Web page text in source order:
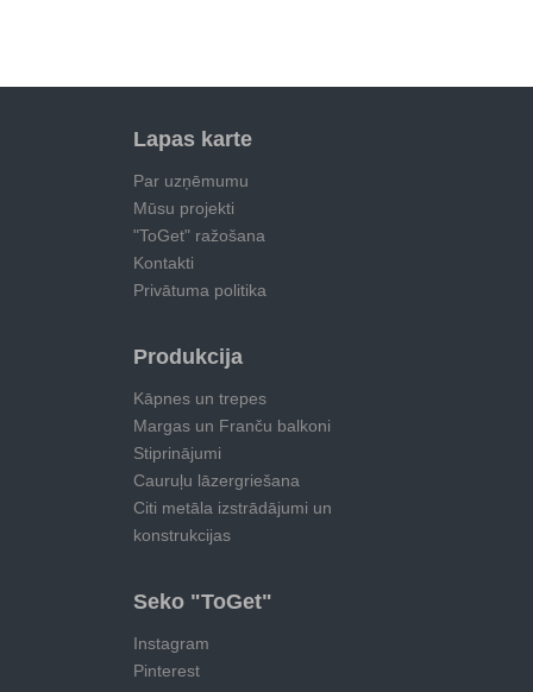
Lapas karte
Par uzņēmumu
Mūsu projekti
"ToGet" ražošana
Kontakti
Privātuma politika
Produkcija
Kāpnes un trepes
Margas un Franču balkoni
Stiprinājumi
Cauruļu lāzergriešana
Citi metāla izstrādājumi un
konstrukcijas
Seko "ToGet"
Instagram
Pinterest